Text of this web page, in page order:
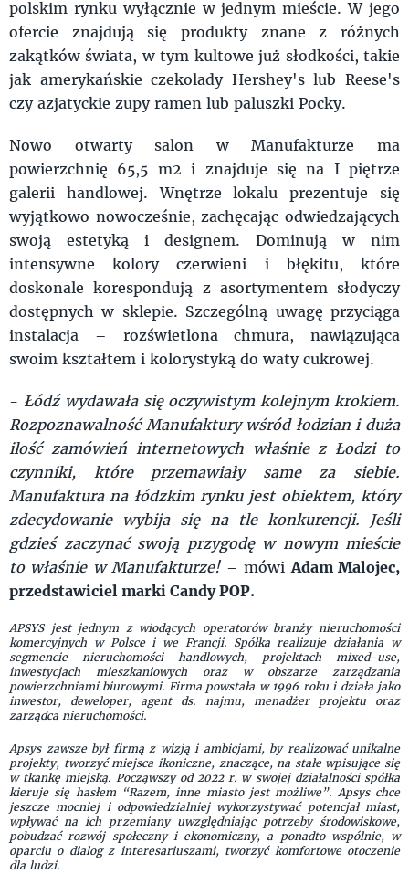
polskim rynku wyłącznie w jednym mieście. W jego
ofercie znajdują się produkty znane z różnych
zakątków świata, w tym kultowe już słodkości, takie
jak amerykańskie czekolady Hershey's lub Reese's
czy azjatyckie zupy ramen lub paluszki Pocky.
Nowo otwarty salon w Manufakturze ma
powierzchnię 65,5 m2 i znajduje się na I piętrze
galerii handlowej. Wnętrze lokalu prezentuje się
wyjątkowo nowocześnie, zachęcając odwiedzających
swoją estetyką i designem. Dominują w nim
intensywne kolory czerwieni i błękitu, które
doskonale korespondują z asortymentem słodyczy
dostępnych w sklepie. Szczególną uwagę przyciąga
instalacja – rozświetlona chmura, nawiązująca
swoim kształtem i kolorystyką do waty cukrowej.
- Łódź wydawała się oczywistym kolejnym krokiem.
Rozpoznawalność Manufaktury wśród łodzian i duża
ilość zamówień internetowych właśnie z Łodzi to
czynniki, które przemawiały same za siebie.
Manufaktura na łódzkim rynku jest obiektem, który
zdecydowanie wybija się na tle konkurencji. Jeśli
gdzieś zaczynać swoją przygodę w nowym mieście
to właśnie w Manufakturze! – mówi Adam Malojec,
przedstawiciel marki Candy POP.
APSYS jest jednym z wiodących operatorów branży nieruchomości
komercyjnych w Polsce i we Francji. Spółka realizuje działania w
segmencie nieruchomości handlowych, projektach mixed-use,
inwestycjach mieszkaniowych oraz w obszarze zarządzania
powierzchniami biurowymi. Firma powstała w 1996 roku i działa jako
inwestor, deweloper, agent ds. najmu, menadżer projektu oraz
zarządca nieruchomości.
Apsys zawsze był firmą z wizją i ambicjami, by realizować unikalne
projekty, tworzyć miejsca ikoniczne, znaczące, na stałe wpisujące się
w tkankę miejską. Począwszy od 2022 r. w swojej działalności spółka
kieruje się hasłem “Razem, inne miasto jest możliwe”. Apsys chce
jeszcze mocniej i odpowiedzialniej wykorzystywać potencjał miast,
wpływać na ich przemiany uwzględniając potrzeby środowiskowe,
pobudzać rozwój społeczny i ekonomiczny, a ponadto wspólnie, w
oparciu o dialog z interesariuszami, tworzyć komfortowe otoczenie
dla ludzi.